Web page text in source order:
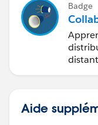
Badge
Aide